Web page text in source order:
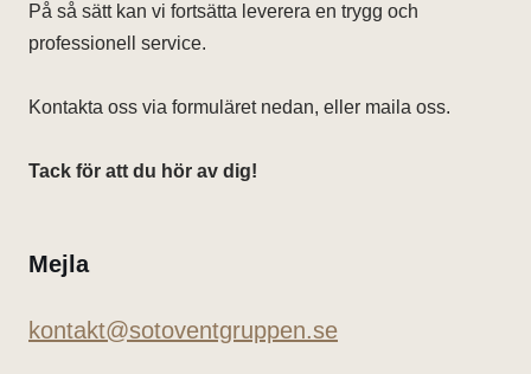
På så sätt kan vi fortsätta leverera en trygg och
professionell service.
Kontakta oss via formuläret nedan, eller maila oss.
Tack för att du hör av dig!
Mejla
kontakt@sotoventgruppen.se